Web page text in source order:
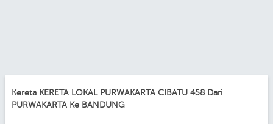
Kereta KERETA LOKAL PURWAKARTA CIBATU 458 Dari
PURWAKARTA Ke BANDUNG